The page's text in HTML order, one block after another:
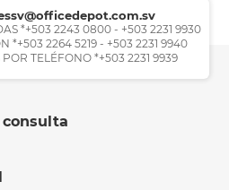
*+503 2243 0800 - +503 2231 9930
*+503 2264 5219 - +503 2231 9940
POR TELÉFONO *+503 2231 9939